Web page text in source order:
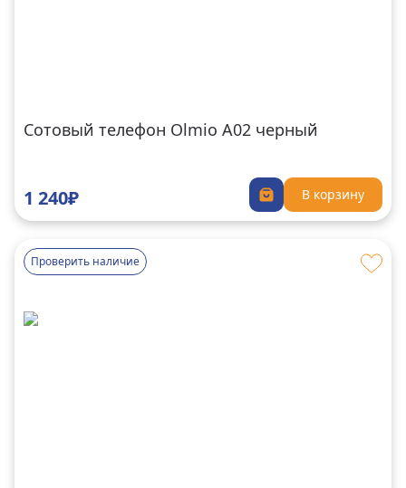
Сотовый телефон Olmio A02 черный
1 240₽ В корзину
Проверить наличие